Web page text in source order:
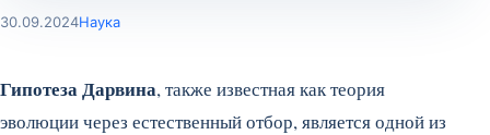
30.09.2024Наука
Гипотеза Дарвина, также известная как теория
эволюции через естественный отбор, является одной из